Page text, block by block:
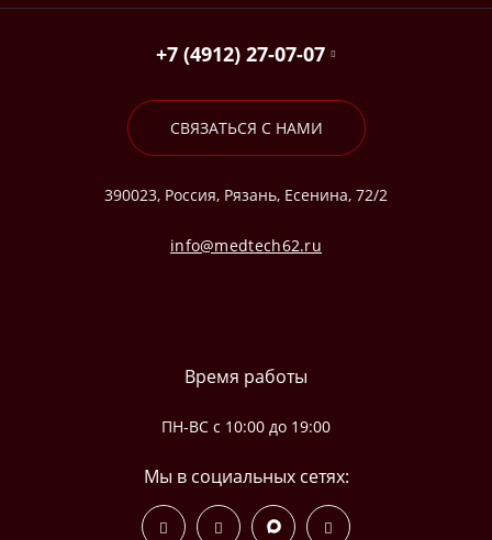
+7 (4912) 27-07-07
СВЯЗАТЬСЯ С НАМИ
390023, Россия, Рязань, Есенина, 72/2
info@medtech62.ru
Время работы
ПН-ВС с 10:00 до 19:00
Мы в социальных сетях: